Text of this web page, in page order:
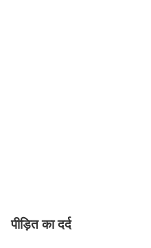
पीड़ित का दर्द